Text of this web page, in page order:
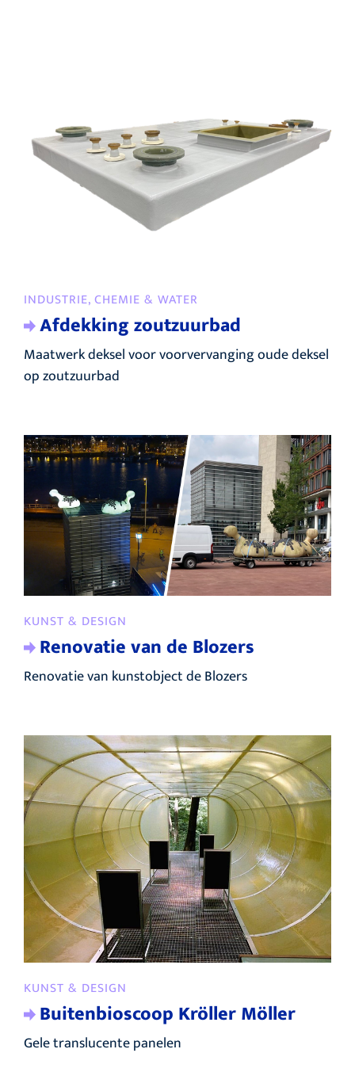
INDUSTRIE, CHEMIE & WATER
Afdekking zoutzuurbad
Maatwerk deksel voor voorvervanging oude deksel
op zoutzuurbad
KUNST & DESIGN
Renovatie van de Blozers
Renovatie van kunstobject de Blozers
KUNST & DESIGN
Buitenbioscoop Kröller Möller
Gele translucente panelen